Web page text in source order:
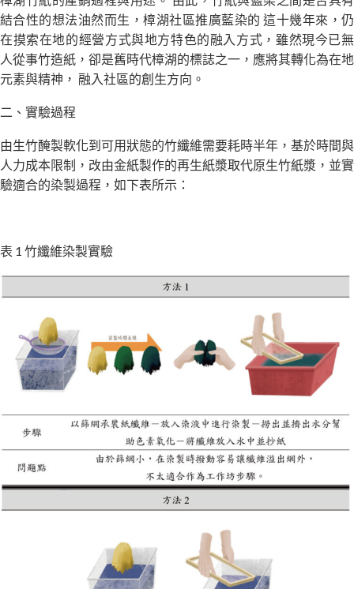
結合性的想法油然而生，樟湖社區推廣藍染的 這十幾年來，仍
在摸索在地的經營方式與地方特色的融入方式，雖然現今已無
人從事竹造紙，卻是舊時代樟湖的標誌之一，應將其轉化為在地
元素與精神， 融入社區的創生方向。
二、實驗過程
由生竹醃製軟化到可用狀態的竹纖維需要耗時半年，基於時間與
人力成本限制，改由金紙製作的再生紙漿取代原生竹紙漿，並實
驗適合的染製過程，如下表所示：
表 1 竹纖維染製實驗